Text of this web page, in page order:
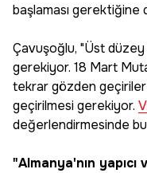
başlaması gerektiğine
Çavuşoğlu, "Üst
gerekiyor. 18 Mart
tekrar gözden
geçirilmesi gerekiyor.
değerlendirmesinde
"Almanya'nın yapıcı